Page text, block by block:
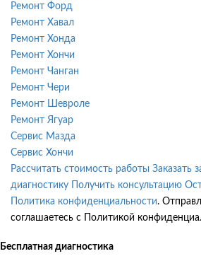
Ремонт Форд
Ремонт Хавал
Ремонт Хонда
Ремонт Хончи
Ремонт Чанган
Ремонт Чери
Ремонт Шевроле
Ремонт Ягуар
Сервис Мазда
Сервис Хончи
Рассчитать стоимость работы Заказать
диагностику
Получить консультацию
Политика конфиденциальности.
соглашаетесь с Политикой
Бесплатная диагностика